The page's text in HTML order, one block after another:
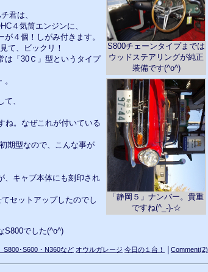
S800チェーンタイプまでは
ウッドステアリングが純正
装備です(^o^)
「静岡５」ナンバー。貴重
ですね(^_-)-☆
君は、
４気筒エンジンに、
４個！しがみ付きます。
て、ビックリ！
は「30Ｃ」型というタイプ
て、
ね。なぜこれが付いている
期型なので、こんな事が
、キャブ本体にも刻印され
セットアップしたのでし
S800でした(^o^)
･S600・N360など オウルガレージ 今日の１台！ Comment(2)